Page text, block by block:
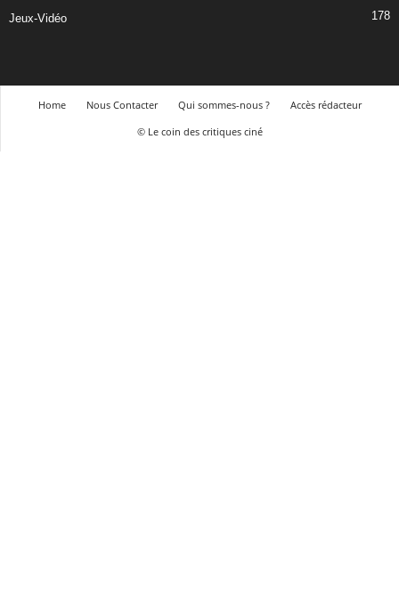
Jeux-Vidéo 178
Home Nous Contacter Qui sommes-nous ?
Accès rédacteur
© Le coin des critiques ciné